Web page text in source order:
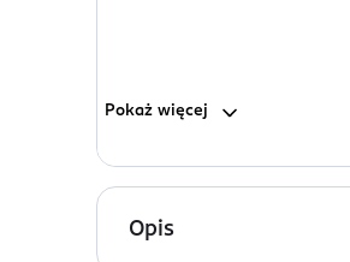
Pokaż więcej
Opis